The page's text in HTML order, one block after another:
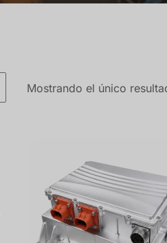
Mostrando el único